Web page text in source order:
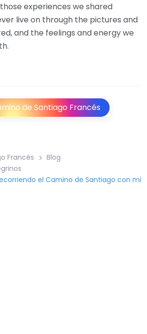
experiences we shared
live on through the pictures and
and the feelings and energy we
de Santiago Francés
Francés
Blog
el Camino de Santiago con mi